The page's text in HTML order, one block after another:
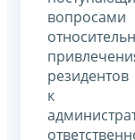
вопросами
резидентов
к